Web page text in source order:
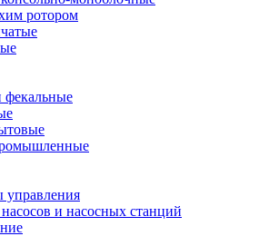
ротором
и насосных станций